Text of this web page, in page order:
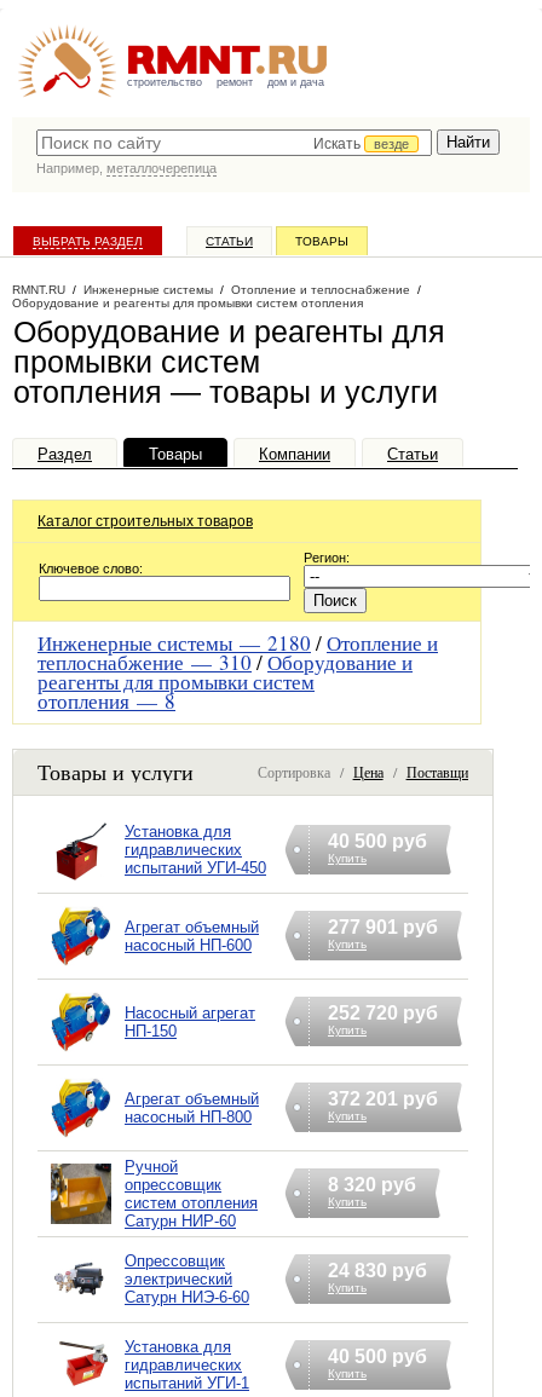
строительство ремонт дом и дача
Искать
везде
Например, металлочерепица
ВЫБРАТЬ РАЗДЕЛ СТАТЬИ ТОВАРЫ
RMNT.RU / Инженерные системы / Отопление и теплоснабжение /
Оборудование и реагенты для промывки систем отопления
Оборудование и реагенты для
промывки систем
отопления — товары и услуги
Раздел Товары Компании Статьи
Каталог строительных товаров
Ключевое слово:
Регион:
Инженерные системы — 2180 /Отопление и
теплоснабжение —310/Оборудование и
реагенты для промывки систем
отопления —8
Товары и услуги Сортировка / Цена/ Поставщик
Установка для
гидравлических
испытаний УГИ-450
40 500 руб
Купить
Агрегат объемный
насосный НП-600
277 901 руб
Купить
Насосный агрегат
НП-150
252 720 руб
Купить
Агрегат объемный
насосный НП-800
372 201 руб
Купить
Ручной
опрессовщик
систем отопления
Сатурн НИР-60
8 320 руб
Купить
Опрессовщик
электрический
Сатурн НИЭ-6-60
24 830 руб
Купить
Установка для
гидравлических
испытаний УГИ-1
40 500 руб
Купить